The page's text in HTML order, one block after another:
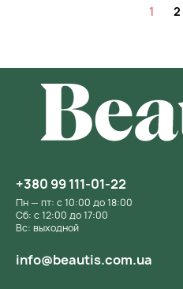
1 2
+380 99 111-01-22
Пн — пт: с 10:00 до 18:00
Сб: с 12:00 до 17:00
Вс: выходной
info@beautis.com.ua